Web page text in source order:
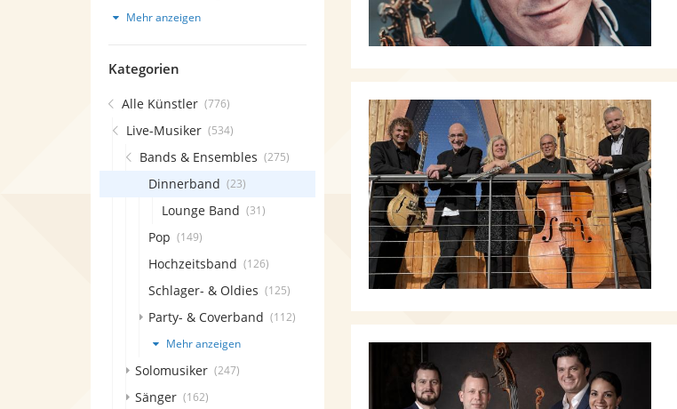
Mehr anzeigen
Kategorien
Alle Künstler (776)
Live-Musiker (534)
Bands & Ensembles (275)
Dinnerband (23)
Lounge Band (31)
Pop (149)
Hochzeitsband (126)
Schlager- & Oldies (125)
Party- & Coverband (112)
Mehr anzeigen
Solomusiker (247)
Sänger (162)